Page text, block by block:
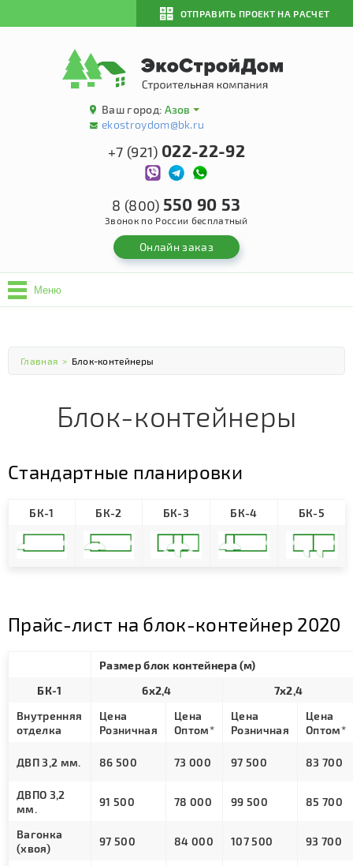
ОТПРАВИТЬ ПРОЕКТ НА РАСЧЕТ
Ваш город: Азов
ekostroydom@bk.ru
+7 (921) 022-22-92
8 (800) 550 90 53
Звонок по России бесплатный
Онлайн заказ
Меню
Главная > Блок-контейнеры
Блок-контейнеры
Стандартные планировки
БК-1 БК-2 БК-3 БК-4 БК-5
Прайс-лист на блок-контейнер 2020
Размер блок контейнера (м)
БК-1
6х2,4
7х2,4
Внутренняя
отделка
Цена
Розничная
Цена
Оптом*
Цена
Розничная
Цена
Оптом*
ДВП 3,2 мм. 86 500 73 000 97 500 83 700
ДВПО 3,2
мм.
91 500 78 000 99 500 85 700
Вагонка
(хвоя)
97 500 84 000 107 500 93 700